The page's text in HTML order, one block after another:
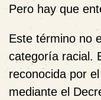
Pero hay que
Este término no
categoría racial.
reconocida por
mediante el